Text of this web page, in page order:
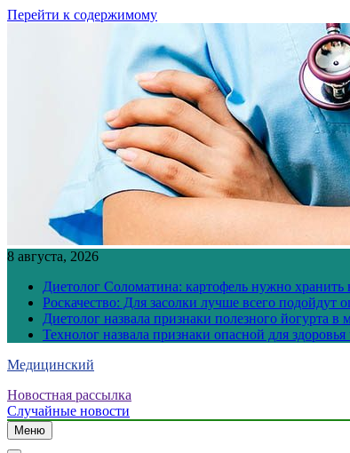
Перейти к содержимому
8 августа, 2026
Диетолог Соломатина: картофель нужно
Роскачество: Для засолки лучше всего подойдут
Диетолог назвала признаки полезного йогурта в
Технолог назвала признаки опасной для
Медицинский
Новостная рассылка
Случайные новости
Меню